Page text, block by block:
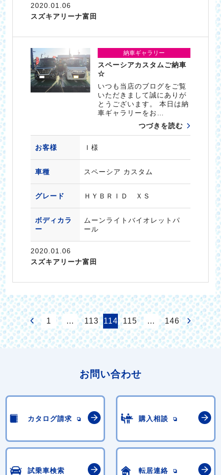
2020.01.06
スズキアリーナ富田
納車ギャラリー
スペーシアカスタムご納車
☆
いつも当店のブログをご覧
いただきまして誠にありが
とうございます。 本日は納
車ギャラリーをお…
つづきを読む
お客様 Ｉ様
車種 スペーシア カスタム
グレード ＨＹＢＲＩＤ ＸＳ
ボディカラ
ー
ムーンライトバイオレットパ
ール
2020.01.06
スズキアリーナ富田
1 … 113 114 115 … 146
お問い合わせ
カタログ請求 購入相談
試乗車検索 転居連絡